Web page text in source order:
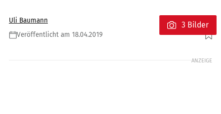
Uli Baumann
Veröffentlicht am 18.04.2019
Foto: Harley-Davidson
3 Bilder
ANZEIGE